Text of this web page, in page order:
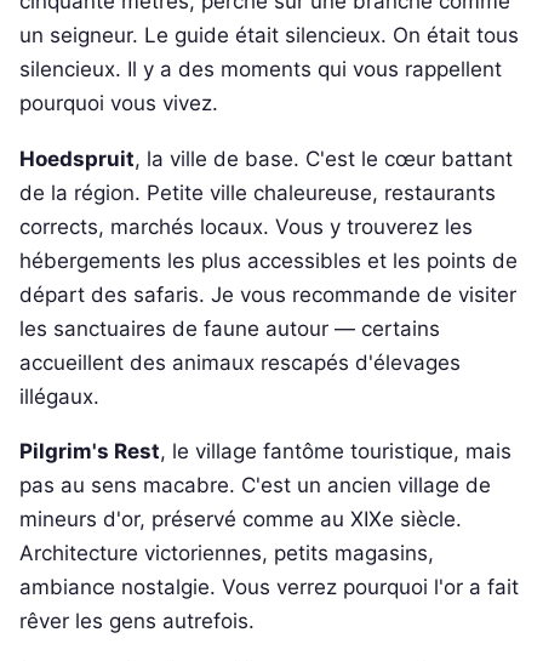
un seigneur. Le guide était silencieux. On était tous
silencieux. Il y a des moments qui vous rappellent
pourquoi vous vivez.
Hoedspruit, la ville de base. C'est le cœur battant
de la région. Petite ville chaleureuse, restaurants
corrects, marchés locaux. Vous y trouverez les
hébergements les plus accessibles et les points de
départ des safaris. Je vous recommande de visiter
les sanctuaires de faune autour — certains
accueillent des animaux rescapés d'élevages
illégaux.
Pilgrim's Rest, le village fantôme touristique, mais
pas au sens macabre. C'est un ancien village de
mineurs d'or, préservé comme au XIXe siècle.
Architecture victoriennes, petits magasins,
ambiance nostalgie. Vous verrez pourquoi l'or a fait
rêver les gens autrefois.